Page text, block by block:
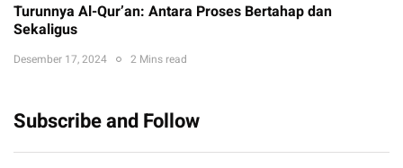
Turunnya Al-Qur’an: Antara Proses Bertahap dan
Sekaligus
Desember 17, 2024 2 Mins read
Subscribe and Follow